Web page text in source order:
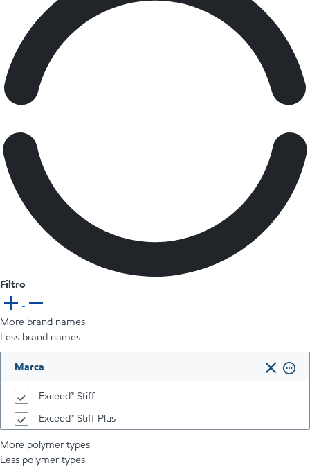
Filtro
More brand names
Less brand names
Marca
Exceed™ Stiff
Exceed™ Stiff Plus
More polymer types
Less polymer types